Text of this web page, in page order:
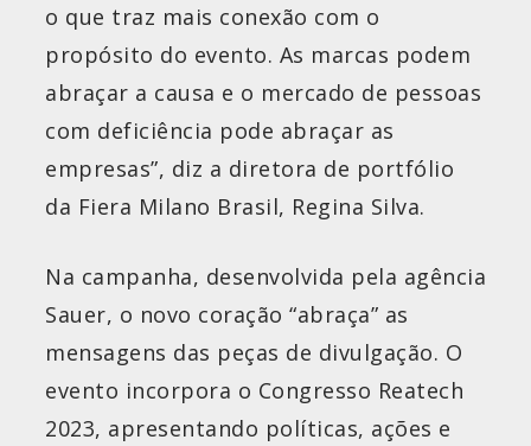
o que traz mais conexão com o
propósito do evento. As marcas podem
abraçar a causa e o mercado de pessoas
com deficiência pode abraçar as
empresas”, diz a diretora de portfólio
da Fiera Milano Brasil, Regina Silva.
Na campanha, desenvolvida pela agência
Sauer, o novo coração “abraça” as
mensagens das peças de divulgação. O
evento incorpora o Congresso Reatech
2023, apresentando políticas, ações e